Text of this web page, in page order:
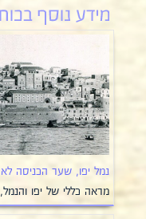
נמל יפו, שער הכניסה
מראה כללי של יפו והנמל,